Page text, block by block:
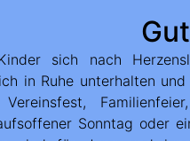
sich nach
in Ruhe unterhalten
Sonntag oder
und Demontage
für das oder die
selbstverständlich